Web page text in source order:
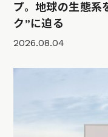
プ。地球の生態系
ク”に迫る
2026.08.04